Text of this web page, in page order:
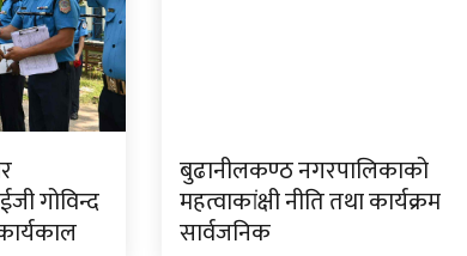
गोविन्द
बुढानीलकण्ठ नगरपालिकाको
महत्वाकांक्षी नीति तथा कार्यक्रम
सार्वजनिक